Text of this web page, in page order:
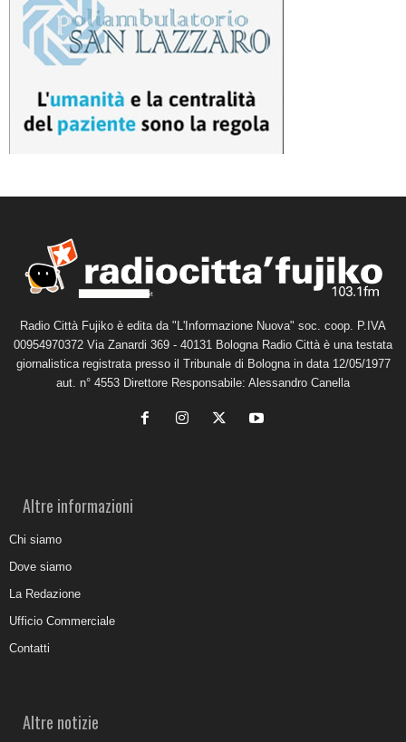
Radio Città Fujiko è edita da "L'Informazione Nuova" soc. coop. P.IVA
00954970372 Via Zanardi 369 - 40131 Bologna Radio Città è una testata
giornalistica registrata presso il Tribunale di Bologna in data 12/05/1977
aut. n° 4553 Direttore Responsabile: Alessandro Canella
Altre informazioni
Chi siamo
Dove siamo
La Redazione
Ufficio Commerciale
Contatti
Altre notizie